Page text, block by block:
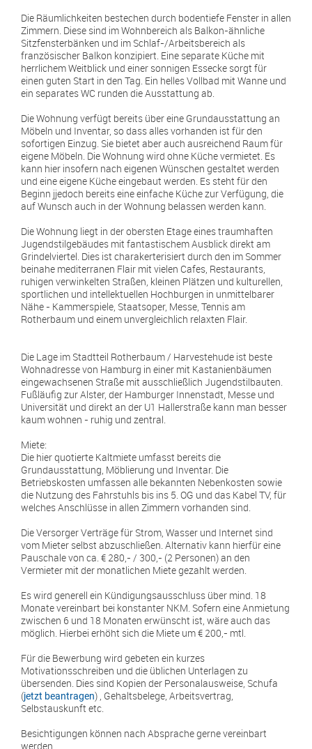
Die Räumlichkeiten bestechen durch bodentiefe Fenster in allen
Zimmern. Diese sind im Wohnbereich als Balkon-ähnliche
Sitzfensterbänken und im Schlaf-/Arbeitsbereich als
französischer Balkon konzipiert. Eine separate Küche mit
herrlichem Weitblick und einer sonnigen Essecke sorgt für
einen guten Start in den Tag. Ein helles Vollbad mit Wanne und
ein separates WC runden die Ausstattung ab.
Die Wohnung verfügt bereits über eine Grundausstattung an
Möbeln und Inventar, so dass alles vorhanden ist für den
sofortigen Einzug. Sie bietet aber auch ausreichend Raum für
eigene Möbeln. Die Wohnung wird ohne Küche vermietet. Es
kann hier insofern nach eigenen Wünschen gestaltet werden
und eine eigene Küche eingebaut werden. Es steht für den
Beginn jjedoch bereits eine einfache Küche zur Verfügung, die
auf Wunsch auch in der Wohnung belassen werden kann.
Die Wohnung liegt in der obersten Etage eines traumhaften
Jugendstilgebäudes mit fantastischem Ausblick direkt am
Grindelviertel. Dies ist charakerterisiert durch den im Sommer
beinahe mediterranen Flair mit vielen Cafes, Restaurants,
ruhigen verwinkelten Straßen, kleinen Plätzen und kulturellen,
sportlichen und intellektuellen Hochburgen in unmittelbarer
Nähe - Kammerspiele, Staatsoper, Messe, Tennis am
Rotherbaum und einem unvergleichlich relaxten Flair.
Die Lage im Stadtteil Rotherbaum / Harvestehude ist beste
Wohnadresse von Hamburg in einer mit Kastanienbäumen
eingewachsenen Straße mit ausschließlich Jugendstilbauten.
Fußläufig zur Alster, der Hamburger Innenstadt, Messe und
Universität und direkt an der U1 Hallerstraße kann man besser
kaum wohnen - ruhig und zentral.
Miete:
Die hier quotierte Kaltmiete umfasst bereits die
Grundausstattung, Möblierung und Inventar. Die
Betriebskosten umfassen alle bekannten Nebenkosten sowie
die Nutzung des Fahrstuhls bis ins 5. OG und das Kabel TV, für
welches Anschlüsse in allen Zimmern vorhanden sind.
Die Versorger Verträge für Strom, Wasser und Internet sind
vom Mieter selbst abzuschließen. Alternativ kann hierfür eine
Pauschale von ca. € 280,- / 300,- (2 Personen) an den
Vermieter mit der monatlichen Miete gezahlt werden.
Es wird generell ein Kündigungsausschluss über mind. 18
Monate vereinbart bei konstanter NKM. Sofern eine Anmietung
zwischen 6 und 18 Monaten erwünscht ist, wäre auch das
möglich. Hierbei erhöht sich die Miete um € 200,- mtl.
Für die Bewerbung wird gebeten ein kurzes
Motivationsschreiben und die üblichen Unterlagen zu
übersenden. Dies sind Kopien der Personalausweise, Schufa
(jetzt beantragen) , Gehaltsbelege, Arbeitsvertrag,
Selbstauskunft etc.
Besichtigungen können nach Absprache gerne vereinbart
werden.